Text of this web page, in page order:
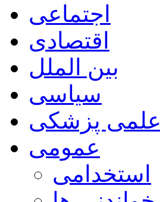
اجتماعی
اقتصادی
بین الملل
سیاسی
علمی پزشکی
عمومی
استخدامی